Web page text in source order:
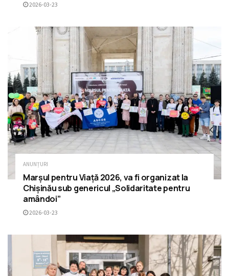
2026-03-23
ANUNȚURI
Marșul pentru Viață 2026, va fi organizat la
Chișinău sub genericul „Solidaritate pentru
amândoi”
2026-03-23